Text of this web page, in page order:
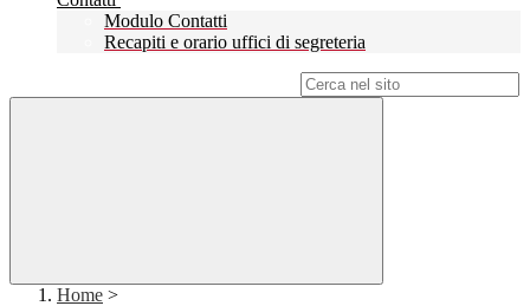
Modulo Contatti
Recapiti e orario uffici di segreteria
Home >